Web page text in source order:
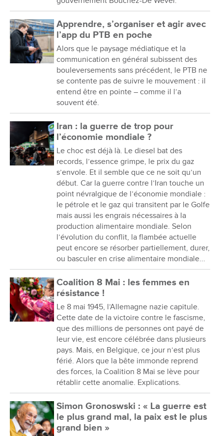
Apprendre, s’organiser et agir avec
l’app du PTB en poche
Alors que le paysage médiatique et la
communication en général subissent des
bouleversements sans précédent, le PTB ne
se contente pas de suivre le mouvement : il
entend être en pointe – comme il l’a
souvent été.
Iran : la guerre de trop pour
l’économie mondiale ?
Le choc est déjà là. Le diesel bat des
records, l’essence grimpe, le prix du gaz
s’envole. Et il semble que ce ne soit qu’un
début. Car la guerre contre l’Iran touche un
point névralgique de l’économie mondiale :
le pétrole et le gaz qui transitent par le Golfe
mais aussi les engrais nécessaires à la
production alimentaire mondiale. Selon
l’évolution du conflit, la flambée actuelle
peut encore se résorber partiellement, durer,
ou basculer en crise alimentaire mondiale...
Coalition 8 Mai : les femmes en
résistance !
Le 8 mai 1945, l’Allemagne nazie capitule.
Cette date de la victoire contre le fascisme,
que des millions de personnes ont payé de
leur vie, est encore célébrée dans plusieurs
pays. Mais, en Belgique, ce jour n’est plus
férié. Alors que la bête immonde reprend
des forces, la Coalition 8 Mai se lève pour
rétablir cette anomalie. Explications.
Simon Gronoswski : « La guerre est
le plus grand mal, la paix est le plus
grand bien »